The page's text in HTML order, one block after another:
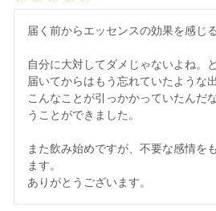
届く前からエッセンスの効果を感じ
自分に大対してダメじゃないよね。
届いてからはもう忘れていたような
こんなことが引っかかっていたんだ
うことができました。
また飲み始めですが、不要な感情を
ます。
ありがとうございます。